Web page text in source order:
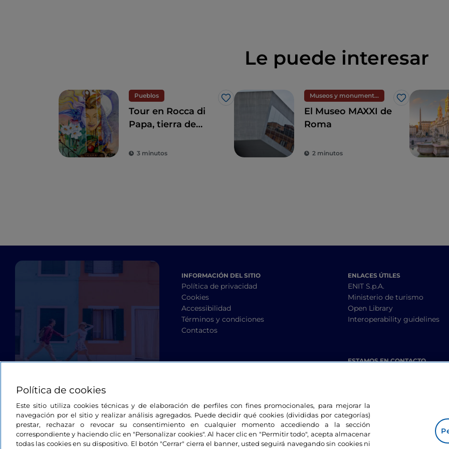
Le puede interesar
Pueblos
Me gusta
Tour en Rocca di
Papa, tierra de
y leyendas
3 minutos
Museos y monumentos
Me gusta
El Museo MAXXI de
Roma
2 minutos
INFORMACIÓN DEL SITIO
Política de privacidad
Cookies
Accessibilidad
Términos y condiciones
Contactos
ENLACES ÚTILES
ENIT S.p.A.
Ministerio de turismo
Open Library
Interoperability guidelines
ESTAMOS EN CONTACTO
Política de cookies
Este sitio utiliza cookies técnicas y de elaboración de perfiles con fines promocionales, para mejorar la
navegación por el sitio y realizar análisis agregados. Puede decidir qué cookies (divididas por categorías)
prestar, rechazar o revocar su consentimiento en cualquier momento accediendo a la sección
correspondiente y haciendo clic en "Personalizar cookies". Al hacer clic en "Permitir todo", acepta almacenar
todas las cookies en su dispositivo. El botón "Cerrar" cierra el banner, usted seguirá navegando sin cookies ni